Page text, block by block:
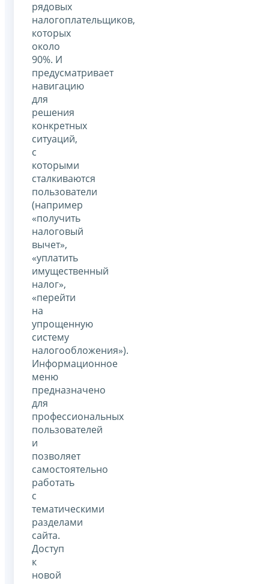
рядовых
налогоплательщиков,
которых
около
90%. И
предусматривает
навигацию
для
решения
конкретных
ситуаций,
с
которыми
сталкиваются
пользователи
(например
«получить
налоговый
вычет»,
«уплатить
имущественный
налог»,
«перейти
на
упрощенную
систему
налогообложения»).
Информационное
меню
предназначено
для
профессиональных
пользователей
и
позволяет
самостоятельно
работать
с
тематическими
разделами
сайта.
Доступ
к
новой